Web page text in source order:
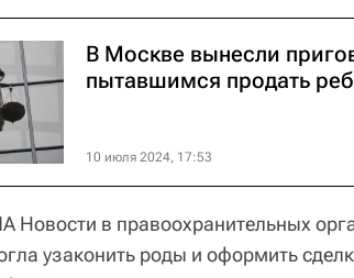
В Москве вынесли
пытавшимся продать
10 июля 2024, 17:53
Новости в правоохранительных
узаконить роды и оформить